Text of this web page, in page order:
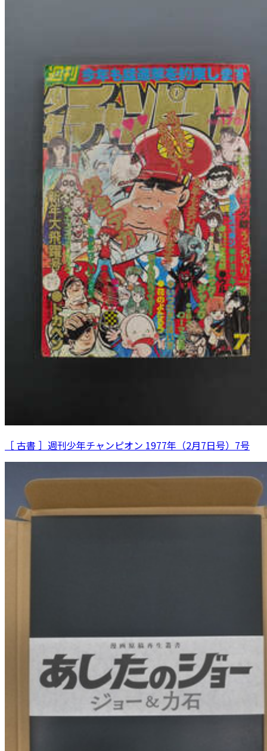
［ 古書 ］週刊少年チャンピオン 1977年（2月7日号）7号